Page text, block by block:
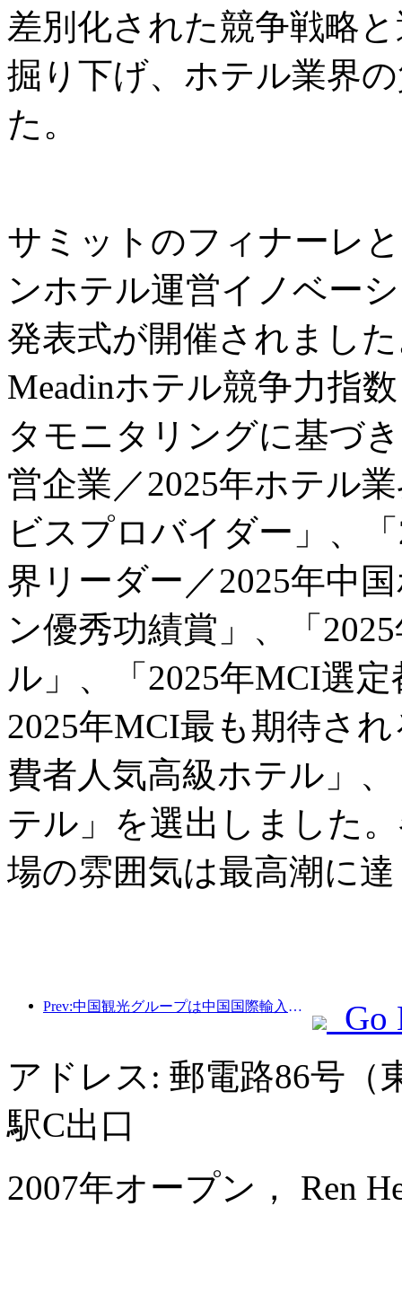
差別化された競争戦略
掘り下げ、ホテル業界
た。
サミットのフィナーレ
ンホテル運営イノベー
発表式が開催されまし
Meadinホテル競争力指
タモニタリングに基づ
営企業／2025年ホテル
ビスプロバイダー」、
界リーダー／2025年中
ン優秀功績賞」、「
ル」、「2025年MCI選
2025年MCI最も期待さ
費者人気高級ホテル」
テル」を選出しました
場の雰囲気は最高潮に
Prev:中国観光グループは中国国際輸入博覧会に8年連続で参加し、総額10億米ドルを超える契約を締結しています。
Go
アドレス: 郵電路86号（
駅C出口
2007年オープン， Ren